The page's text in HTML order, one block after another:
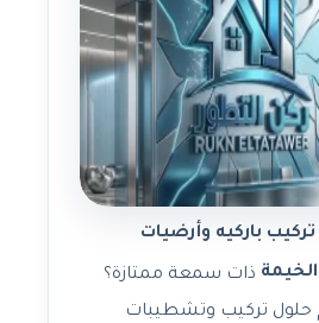
باركيه وأرضيات
ذات سمعة ممتازة؟
حلول تركيب وتشطيبات